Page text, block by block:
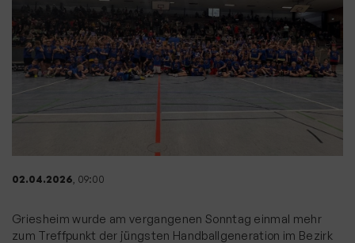
02.04.2026 , 09:00
Griesheim wurde am vergangenen Sonntag einmal mehr
zum Treffpunkt der jüngsten Handballgeneration im Bezirk